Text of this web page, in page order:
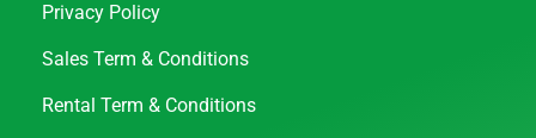
Privacy Policy
Sales Term & Conditions
Rental Term & Conditions